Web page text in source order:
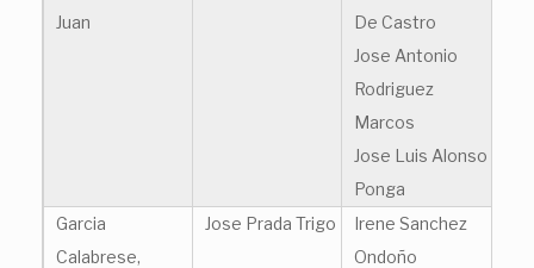
Juan
De Castro
Jose Antonio
Rodriguez
Marcos
Jose Luis Alonso
Ponga
Garcia
Calabrese,
Jose Prada Trigo
Irene Sanchez
Ondoño